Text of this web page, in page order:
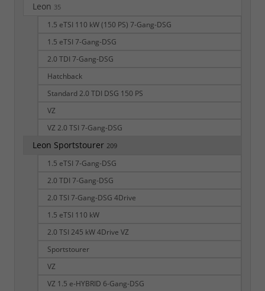
Leon 35
1.5 eTSI 110 kW (150 PS) 7-Gang-DSG
1.5 eTSI 7-Gang-DSG
2.0 TDI 7-Gang-DSG
Hatchback
Standard 2.0 TDI DSG 150 PS
VZ
VZ 2.0 TSI 7-Gang-DSG
Leon Sportstourer 209
1.5 eTSI 7-Gang-DSG
2.0 TDI 7-Gang-DSG
2.0 TSI 7-Gang-DSG 4Drive
1.5 eTSI 110 kW
2.0 TSI 245 kW 4Drive VZ
Sportstourer
VZ
VZ 1.5 e-HYBRID 6-Gang-DSG